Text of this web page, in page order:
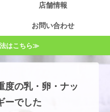
店舗情報
お問い合わせ
はこちら≫
度の乳・卵・ナッ
ーでした